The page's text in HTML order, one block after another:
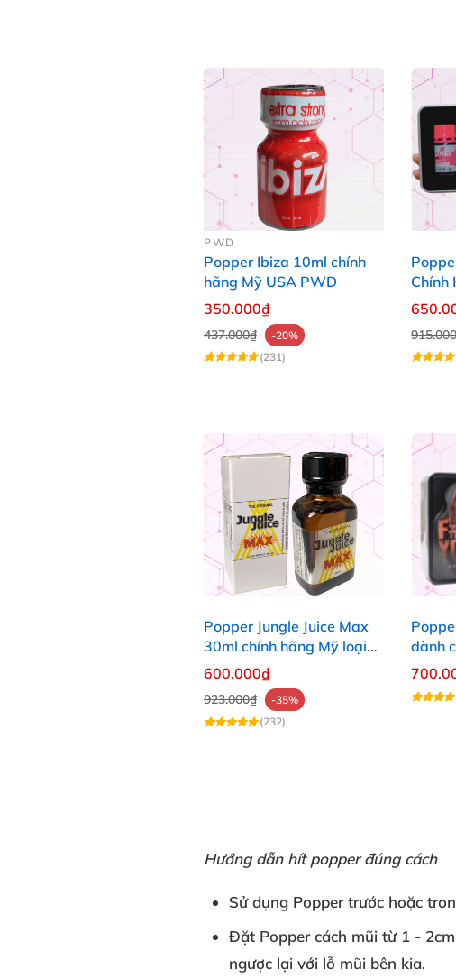
PWD
Popper Ibiza 10ml chính
hãng Mỹ USA PWD
350.000₫
437.000₫
-20%
(231)
Chính
40ml
Top &
Popper Jungle Juice Max
30ml chính hãng Mỹ loại
mạnh cho Top Bot
600.000₫
923.000₫
-35%
(232)
dành
hộp
Hướng dẫn hít popper đúng cách
Sử dụng Poppertrước hoặc
Đặt Poppercách mũi từ1 - 2cm
ngược lại với lỗ mũi bên kia.